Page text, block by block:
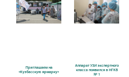
Приглашаем на
«Кузбасскую ярмарку»
Аппарат УЗИ экспертного
класса появился в НГКБ
№ 1